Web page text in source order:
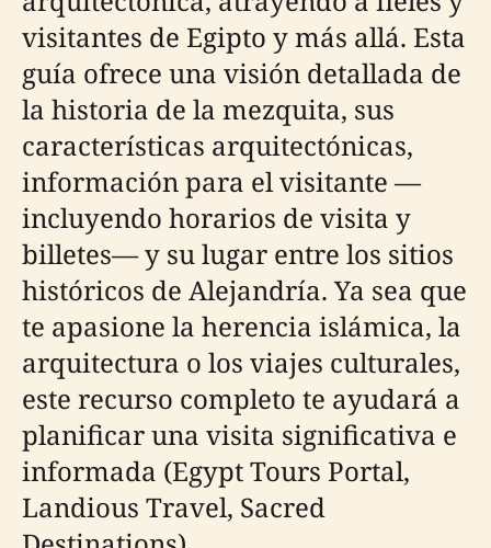
visitantes de Egipto y más allá. Esta
guía ofrece una visión detallada de
la historia de la mezquita, sus
características arquitectónicas,
información para el visitante —
incluyendo horarios de visita y
billetes— y su lugar entre los sitios
históricos de Alejandría. Ya sea que
te apasione la herencia islámica, la
arquitectura o los viajes culturales,
este recurso completo te ayudará a
planificar una visita significativa e
informada (Egypt Tours Portal,
Landious Travel, Sacred